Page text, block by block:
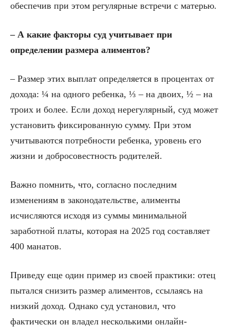
обеспечив при этом регулярные встречи с матерью.
– А какие факторы суд учитывает при
определении размера алиментов?
– Размер этих выплат определяется в процентах от
дохода: ¼ на одного ребенка, ⅓ – на двоих, ½ – на
троих и более. Если доход нерегулярный, суд может
установить фиксированную сумму. При этом
учитываются потребности ребенка, уровень его
жизни и добросовестность родителей.
Важно помнить, что, согласно последним
изменениям в законодательстве, алименты
исчисляются исходя из суммы минимальной
заработной платы, которая на 2025 год составляет
400 манатов.
Приведу еще один пример из своей практики: отец
пытался снизить размер алиментов, ссылаясь на
низкий доход. Однако суд установил, что
фактически он владел несколькими онлайн-